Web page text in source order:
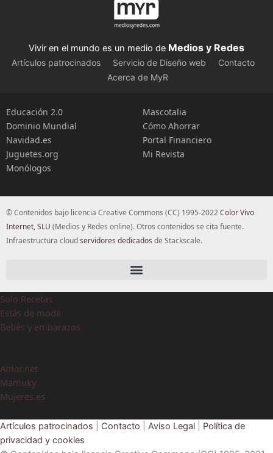
Vivir en el mundo es un medio de Medios y Redes
Artículos patrocinados Servicio de Diseño web
Contacto
Acerca de MyR
Educación 2.0
Dominio Mundial
Navidad.es
Juguetes.org
Monólogos
Mascotalia
Cómo Ahorrar
Portal Financiero
Mi Revista
© Contenidos bajo licencia Creative Commons (CC) 1995-2022Color Vivo
Internet, SLU (Medios y Redes online). Otros contenidos se cita fuente.
Infraestructura cloudservidores dedicados de Stackscale.
Solo Recetas
Estás de moda
Bebés y embarazos
Amor.net
Mamuky
Mujeres.es
Artículos patrocinados Contacto Aviso Legal
Política de
privacidad y cookies